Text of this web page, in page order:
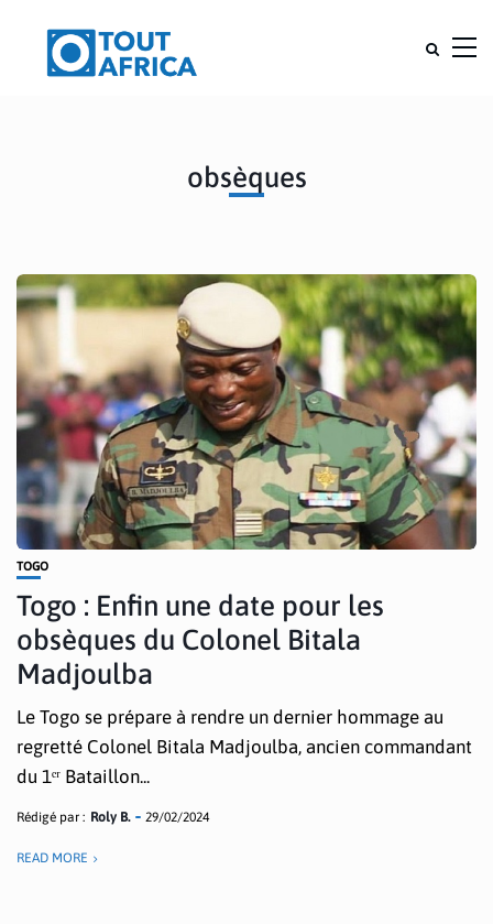
obsèques
TOGO
Togo : Enfin une date pour les
obsèques du Colonel Bitala
Madjoulba
Le Togo se prépare à rendre un dernier hommage au
regretté Colonel Bitala Madjoulba, ancien commandant
du 1ᵉʳ Bataillon...
Rédigé par : Roly B. 29/02/2024
READ MORE